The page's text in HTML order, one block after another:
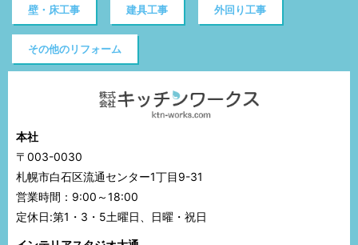
壁・床工事 建具工事 外回り工事
その他のリフォーム
本社
〒003-0030
札幌市白石区流通センター1丁目9-31
営業時間：9:00～18:00
定休日:第1・3・5土曜日、日曜・祝日